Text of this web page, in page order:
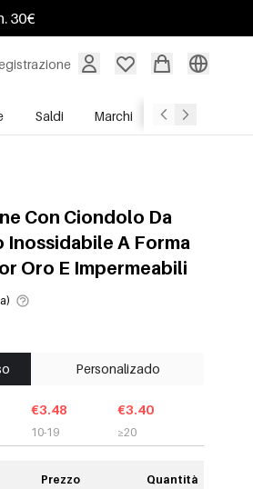
30€
Saldi Marchi Servizio
Con Ciondolo Da
Inossidabile A Forma
Oro E Impermeabili
Personalizado
€3.48
10-19
€3.40
≥20
Prezzo Quantità